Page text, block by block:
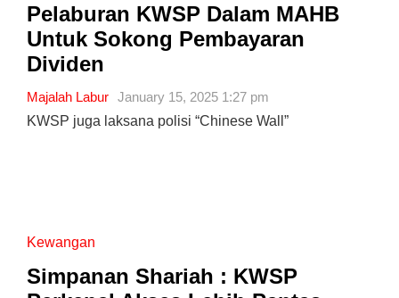
Pelaburan KWSP Dalam MAHB
Untuk Sokong Pembayaran
Dividen
Majalah Labur January 15, 2025 1:27 pm
KWSP juga laksana polisi “Chinese Wall”
Kewangan
Simpanan Shariah : KWSP